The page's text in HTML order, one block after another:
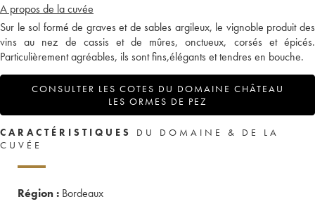
A propos de la cuvée
Sur le sol formé de graves et de sables argileux, le vignoble produit des
vins au nez de cassis et de mûres, onctueux, corsés et épicés.
Particulièrement agréables, ils sont fins,élégants et tendres en bouche.
CONSULTER LES COTES DU DOMAINE CHÂTEAU
LES ORMES DE PEZ
CARACTÉRISTIQUES
DU DOMAINE & DE LA
CUVÉE
Région : Bordeaux